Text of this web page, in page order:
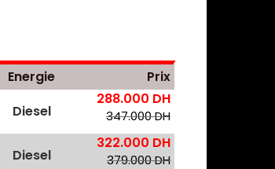
Energie Prix
Diesel
288.000 DH
347.000 DH
Diesel
322.000 DH
379.000 DH